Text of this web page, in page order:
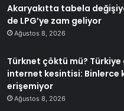
Akaryakıtta tabela
de LPG’ye zam geliyor
Ağustos 8, 2026
Türknet çöktü mü? Türkiye
internet kesintisi: Binlerce
erişemiyor
Ağustos 8, 2026